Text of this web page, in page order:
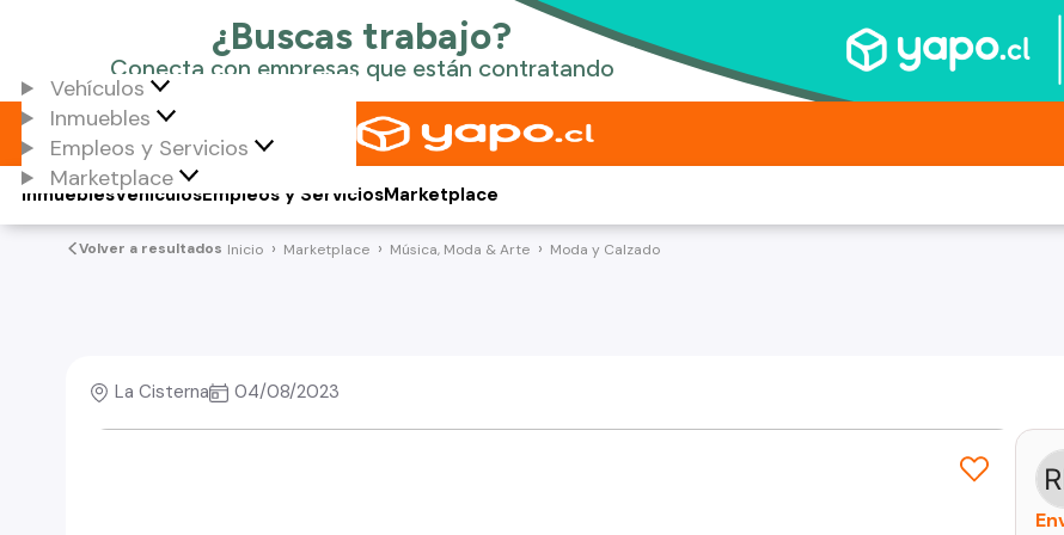
Vehículos
Inmuebles
Empleos y Servicios
Marketplace
Vehículos
Inmuebles Empleos y ServiciosMarketplace
Volver a resultados Inicio Marketplace Música, Moda & Arte Moda y Calzado
La Cisterna 04/08/2023